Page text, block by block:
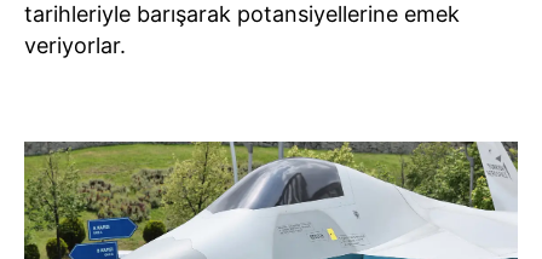
tarihleriyle barışarak potansiyellerine emek
veriyorlar.